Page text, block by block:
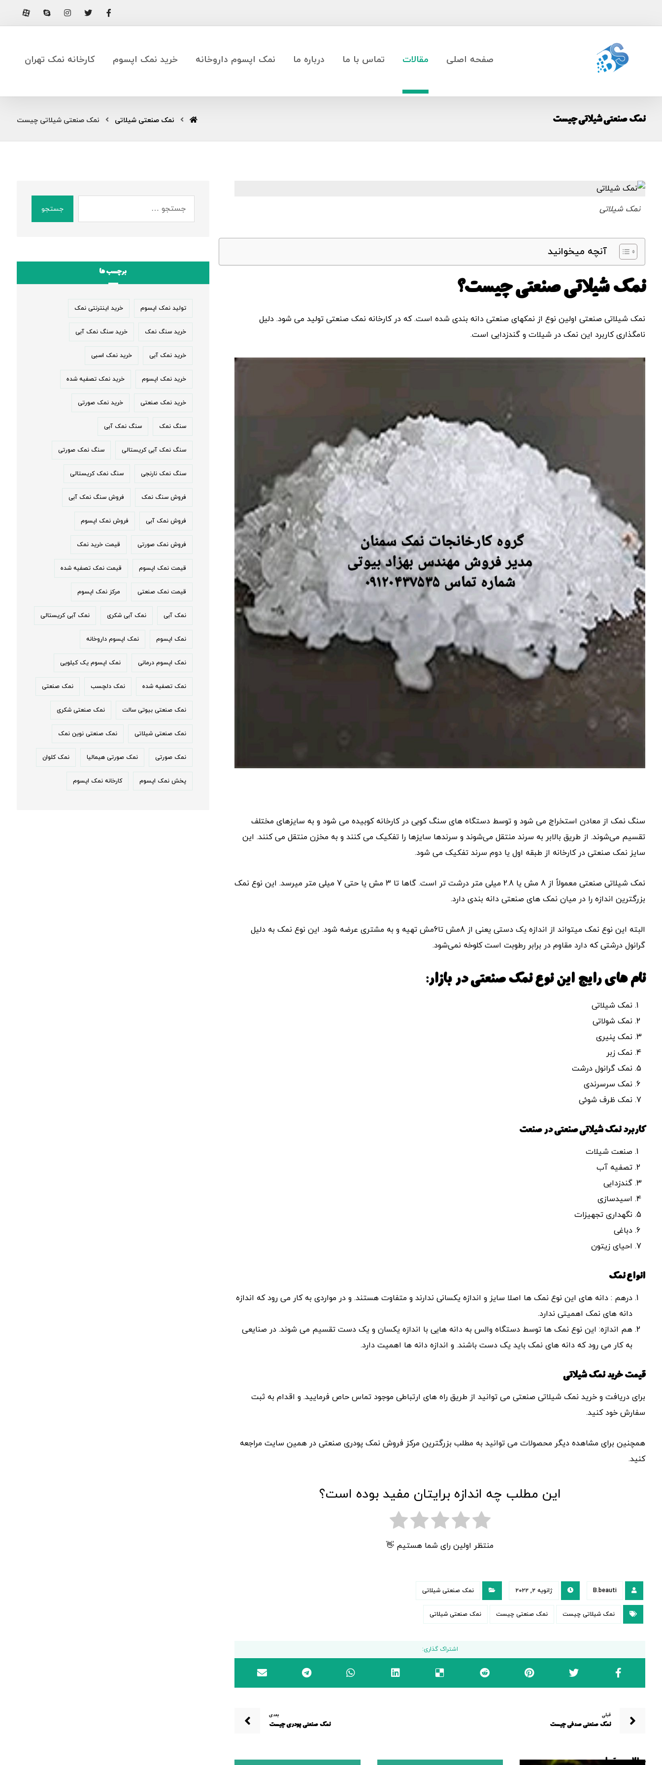
صفحه اصلی مقالات تماس با ما درباره ما نمک اپسوم داروخانه خرید نمک اپسوم کارخانه نمک تهران
نمک صنعتی شیلاتی چیست نمک صنعتی شیلاتی نمک صنعتی شیلاتی چیست
نمک شیلاتی
آنچه میخوانید
نمک شیلاتی صنعتی چیست؟
نمک شیلاتی صنعتی اولین نوع از نمکهای صنعتی دانه بندی شده است. که در کارخانه نمک صنعتی تولید می شود. دلیل
نامگذاری کاربرد این نمک در شیلات و گندزدایی است.
سنگ نمک از معادن استخراج می شود و توسط دستگاه های سنگ کوبی در کارخانه کوبیده می شود و به سایزهای مختلف
تقسیم می‌شوند. از طریق بالابر به سرند منتقل می‌شوند و سرندها سایزها را تفکیک می کنند و به مخزن منتقل می کنند. این
سایز نمک صنعتی در کارخانه از طبقه اول یا دوم سرند تفکیک می شود.
نمک شیلاتی صنعتی معمولاً از 8 مش یا 2.8 میلی متر درشت تر است. گاها تا 3 مش یا حتی 7 میلی متر میرسد. این نوع نمک
بزرگترین اندازه را در میان نمک های صنعتی دانه بندی دارد.
البته این نوع نمک میتواند از اندازه یک دستی یعنی از 8مش تا6مش تهیه و به مشتری عرضه شود. این نوع نمک به دلیل
گرانول درشتی که دارد مقاوم در برابر رطوبت است کلوخه نمی‌شود.
نام های رایج این نوع نمک صنعتی در بازار:
نمک شیلاتی
نمک شولاتی
نمک پنیری
نمک زبر
نمک گرانول درشت
نمک سرسرندی
نمک ظرف شوئی
کاربرد نمک شیلاتی صنعتی در صنعت
صنعت شیلات
تصفیه آب
گندزدایی
اسیدسازی
نگهداری تجهیزات
دباغی
احیای زیتون
انواع نمک
درهم : دانه های این نوع نمک ها اصلا سایز و اندازه یکسانی ندارند و متفاوت هستند. و در مواردی به کار می رود که اندازه
دانه های نمک اهمیتی ندارد.
هم اندازه: این نوع نمک ها توسط دستگاه والس به دانه هایی با اندازه یکسان و یک دست تقسیم می شوند. در صنایعی
به کار می رود که دانه های نمک باید یک دست باشند. و اندازه دانه ها اهمیت دارد.
قیمت خرید نمک شیلاتی
برای دریافت و خرید نمک شیلاتی صنعتی می توانید از طریق راه های ارتباطی موجود تماس حاص فرمایید. و اقدام به ثبت
سفارش خود کنید.
همچنین برای مشاهده دیگر محصولات می توانید به مطلب بزرگترین مرکز فروش نمک پودری صنعتی در همین سایت مراجعه
کنید.
این مطلب چه اندازه برایتان مفید بوده است؟
منتظر اولین رای شما هستیم 👋
B.beauti ژانویه ۲, ۲۰۲۲ نمک صنعتی شیلاتی
نمک شیلاتی چیست نمک صنعتی چیست نمک صنعتی شیلاتی
قبلی
نمک صنعتی صدفی چیست
بعدی
نمک صنعتی پودری چیست
مطالب مرتبط ...
جستجو
برچسب ها
تولید نمک اپسوم خرید اینترنتی نمک
خرید سنگ نمک خرید سنگ نمک آبی
خرید نمک آبی خرید نمک اسبی
خرید نمک اپسوم خرید نمک تصفیه شده
خرید نمک صنعتی خرید نمک صورتی
سنگ نمک سنگ نمک آبی
سنگ نمک آبی کریستالی سنگ نمک صورتی
سنگ نمک نارنجی سنگ نمک کریستالی
فروش سنگ نمک فروش سنگ نمک آبی
فروش نمک آبی فروش نمک اپسوم
فروش نمک صورتی قیمت خرید نمک
قیمت نمک اپسوم قیمت نمک تصفیه شده
قیمت نمک صنعتی مرکز نمک اپسوم
نمک آبی نمک آبی شکری نمک آبی کریستالی
نمک اپسوم نمک اپسوم داروخانه
نمک اپسوم درمانی نمک اپسوم یک کیلویی
نمک تصفیه شده نمک دلچسب نمک صنعتی
نمک صنعتی بیوتی سالت نمک صنعتی شکری
نمک صنعتی شیلاتی نمک صنعتی نوین نمک
نمک صورتی نمک صورتی هیمالیا نمک کلوان
پخش نمک اپسوم کارخانه نمک اپسوم